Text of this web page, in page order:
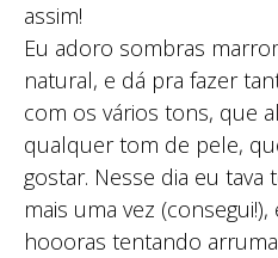
assim!
Eu adoro sombras
natural, e dá pra fazer
com os vários tons, que
qualquer tom de pele,
gostar. Nesse dia eu
mais uma vez
hoooras tentando